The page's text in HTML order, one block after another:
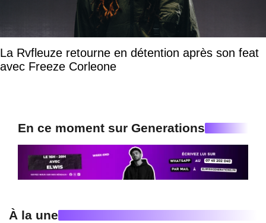
La Rvfleuze retourne en détention après son feat
avec Freeze Corleone
En ce moment sur Generations
À la une